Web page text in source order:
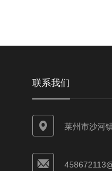
联系我们
莱州市沙河